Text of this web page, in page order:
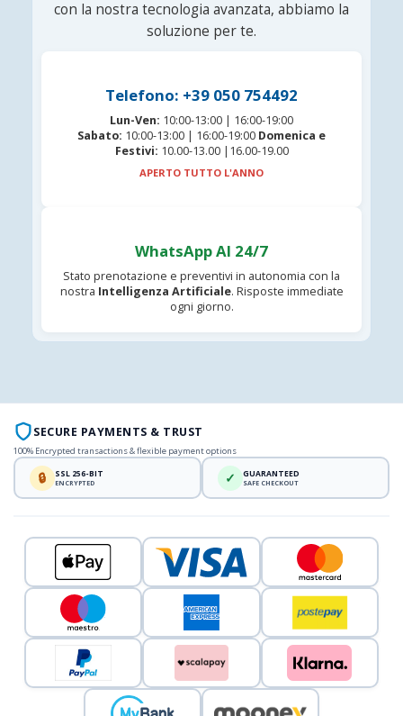
con la nostra tecnologia avanzata, abbiamo la
soluzione per te.
Telefono: +39 050 754492
Lun-Ven: 10:00-13:00 | 16:00-19:00
Sabato: 10:00-13:00 | 16:00-19:00 Domenica e
Festivi: 10.00-13.00 |16.00-19.00
APERTO TUTTO L'ANNO
WhatsApp AI 24/7
Stato prenotazione e preventivi in autonomia con la
nostra Intelligenza Artificiale. Risposte immediate
ogni giorno.
SECURE PAYMENTS & TRUST
100% Encrypted transactions & flexible payment options
🔒 SSL 256-BIT
ENCRYPTED ✓ GUARANTEED
SAFE CHECKOUT